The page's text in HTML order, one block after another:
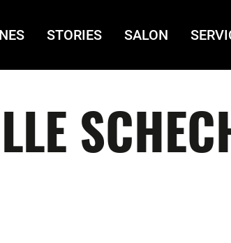
STORIES SALON